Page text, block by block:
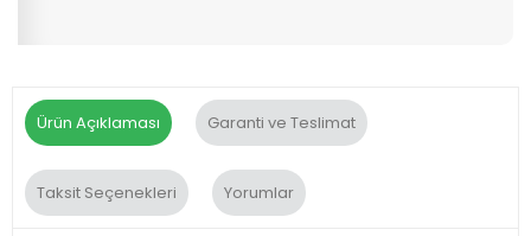
Ürün Açıklaması Garanti ve Teslimat
Taksit Seçenekleri Yorumlar